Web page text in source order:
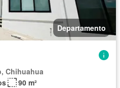
Departamento
Chihuahua
90 m²